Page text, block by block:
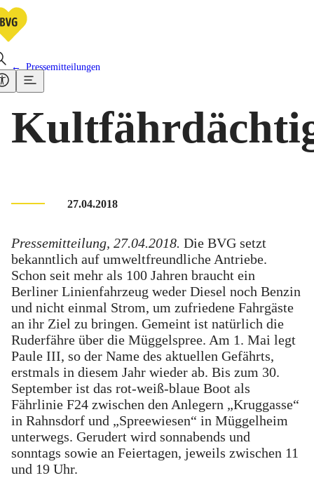
Pressemitteilungen
27.04.2018
Pressemitteilung, 27.04.2018. Die BVG setzt
bekanntlich auf umweltfreundliche Antriebe.
Schon seit mehr als 100 Jahren braucht ein
Berliner Linienfahrzeug weder Diesel noch Benzin
und nicht einmal Strom, um zufriedene Fahrgäste
an ihr Ziel zu bringen. Gemeint ist natürlich die
Ruderfähre über die Müggelspree. Am 1. Mai legt
Paule III, so der Name des aktuellen Gefährts,
erstmals in diesem Jahr wieder ab. Bis zum 30.
September ist das rot-weiß-blaue Boot als
Fährlinie F24 zwischen den Anlegern „Kruggasse“
in Rahnsdorf und „Spreewiesen“ in Müggelheim
unterwegs. Gerudert wird sonnabends und
sonntags sowie an Feiertagen, jeweils zwischen 11
und 19 Uhr.